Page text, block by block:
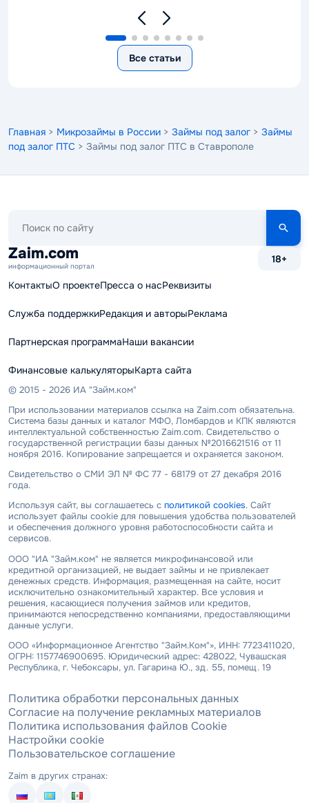
Все статьи
Главная > Микрозаймы в России > Займы под залог > Займы
под залог ПТС > Займы под залог ПТС в Ставрополе
сайту
Zaim.com
информационный портал
18+
КонтактыО проектеПресса о насРеквизиты
Служба поддержкиРедакция и авторыРеклама
Партнерская программаНаши вакансии
Финансовые калькуляторыКарта сайта
© 2015 - 2026 ИА "Займ.ком"
При использовании материалов ссылка на Zaim.com обязательна.
Система базы данных и каталог МФО, Ломбардов и КПК являются
интеллектуальной собственностью Zaim.com. Свидетельство о
государственной регистрации базы данных №2016621516 от 11
ноября 2016. Копирование запрещается и охраняется законом.
Свидетельство о СМИ ЭЛ № ФС 77 - 68179 от 27 декабря 2016
года.
Используя сайт, вы соглашаетесь с политикой cookies. Сайт
использует файлы cookie для повышения удобства пользователей
и обеспечения должного уровня работоспособности сайта и
сервисов.
ООО "ИА "Займ.ком" не является микрофинансовой или
кредитной организацией, не выдает займы и не привлекает
денежных средств. Информация, размещенная на сайте, носит
исключительно ознакомительный характер. Все условия и
решения, касающиеся получения займов или кредитов,
принимаются непосредственно компаниями, предоставляющими
данные услуги.
ООО «Информационное Агентство "Займ.Ком"», ИНН: 7723411020,
ОГРН: 1157746900695. Юридический адрес: 428022, Чувашская
Республика, г. Чебоксары, ул. Гагарина Ю., зд. 55, помещ. 19
Политика обработки персональных данных
Согласие на получение рекламных материалов
Политика использования файлов Cookie
Настройки cookie
Пользовательское соглашение
Zaim в других странах: